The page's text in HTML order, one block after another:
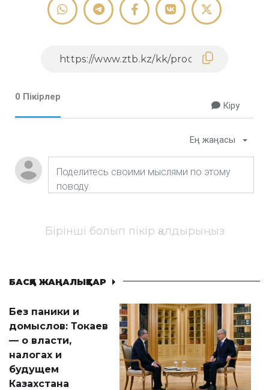
0 Пікірлер
Кіру
Ең жаңасы
Бірінші болып пікір қалдырыңыз
БАСҚА ЖАҢАЛЫҚТАР
Без паники и
домыслов: Токаев
— о власти,
налогах и
будущем
Казахстана